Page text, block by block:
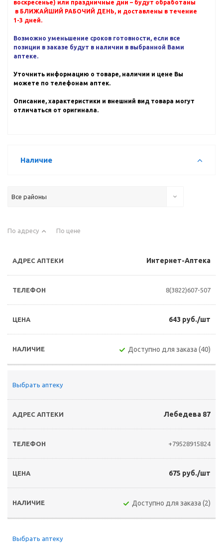
воскресенье) или праздничные дни – будут обработаны
в БЛИЖАЙШИЙ РАБОЧИЙ ДЕНЬ, и доставлены в течение
1-3 дней.
Возможно уменьшение сроков готовности, если все
позиции в заказе будут в наличии в выбранной Вами
аптеке.
Уточнить информацию о товаре, наличии и цене Вы
можете по телефонам аптек.
Описание, характеристики и внешний вид товара могут
отличаться от оригинала.
Наличие
Все районы
По адресу По цене
Интернет-Аптека
8(3822)607-507
643 руб./шт
Доступно для заказа (40)
Выбрать аптеку
Лебедева 87
+79528915824
675 руб./шт
Доступно для заказа (2)
Выбрать аптеку